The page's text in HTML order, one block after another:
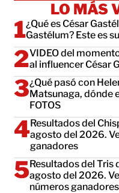
LO MÁS
¿Qué es César
Gastélum? Este es
VIDEO del
al influencer César
¿Qué pasó con
Matsunaga, dónde
FOTOS
Resultados del
agosto del 2026.
ganadores
Resultados del Tris
agosto del 2026.
números ganadores